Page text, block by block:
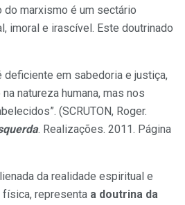
do marxismo é um sectário
imoral e irascível. Este doutrinado
deficiente em sabedoria e justiça,
natureza humana, mas nos
(SCRUTON, Roger.
. Realizações. 2011. Página
da realidade espiritual e
representa a doutrina da